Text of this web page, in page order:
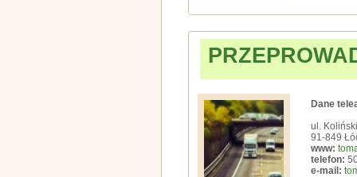
Dane
ul.
91-849
www:
telefon:
e-mail: